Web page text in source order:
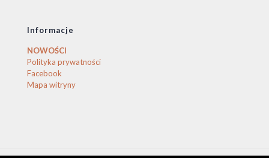
Informacje
NOWOŚCI
Polityka prywatności
Facebook
Mapa witryny